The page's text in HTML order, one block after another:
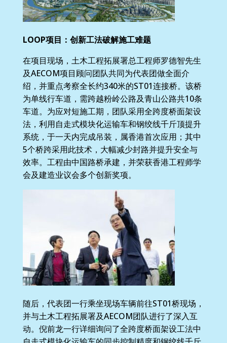
LOOP项目：创新工法破解施工难题
在项目现场，土木工程拓展署总工程师罗德智先生
及AECOM项目顾问团队共同为代表团做全面介
绍，并重点考察全长约340米的ST01连接桥。该桥
为单线行车道，需跨越粉岭公路及青山公路共10条
车道。为应对短施工期，团队采用全跨度桥面架设
法，利用自走式模块化运输车和钢绞线千斤顶提升
系统，于一天内完成吊装，属香港首次应用；其中
5个桥跨采用此技术，大幅减少封路并提升安全与
效率。工程由中国路桥承建，并荣获香港工程师学
会及建造业议会多个创新奖项。
随后，代表团一行乘坐现场车辆前往ST01桥现场，
并与土木工程拓展署及AECOM团队进行了深入互
动。倪前龙一行详细询问了全跨度桥面架设工法中